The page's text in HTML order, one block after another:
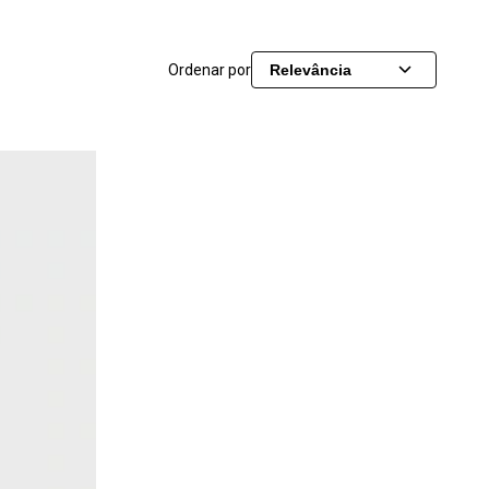
Ordenar por Relevância